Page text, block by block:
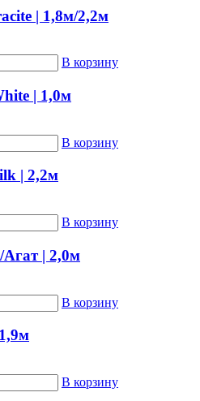
| 1,8м/2,2м
В корзину
| 1,0м
В корзину
| 2,2м
В корзину
| 2,0м
В корзину
В корзину